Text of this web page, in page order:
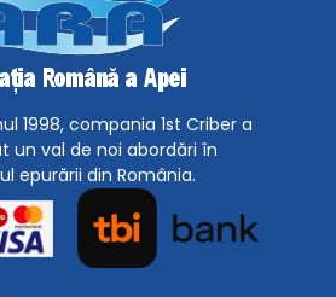
1998, compania 1st Criber a
un val de noi abordări în
epurării din România.